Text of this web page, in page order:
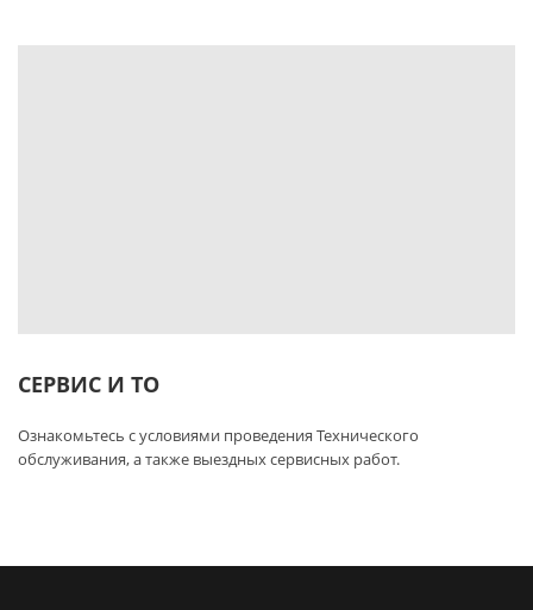
СЕРВИС И ТО
Ознакомьтесь с условиями проведения Технического
обслуживания, а также выездных сервисных работ.